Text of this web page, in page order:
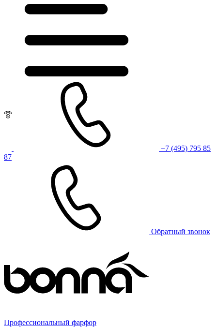
+7 (495) 795 85
87
Обратный звонок
Профессиональный фарфор